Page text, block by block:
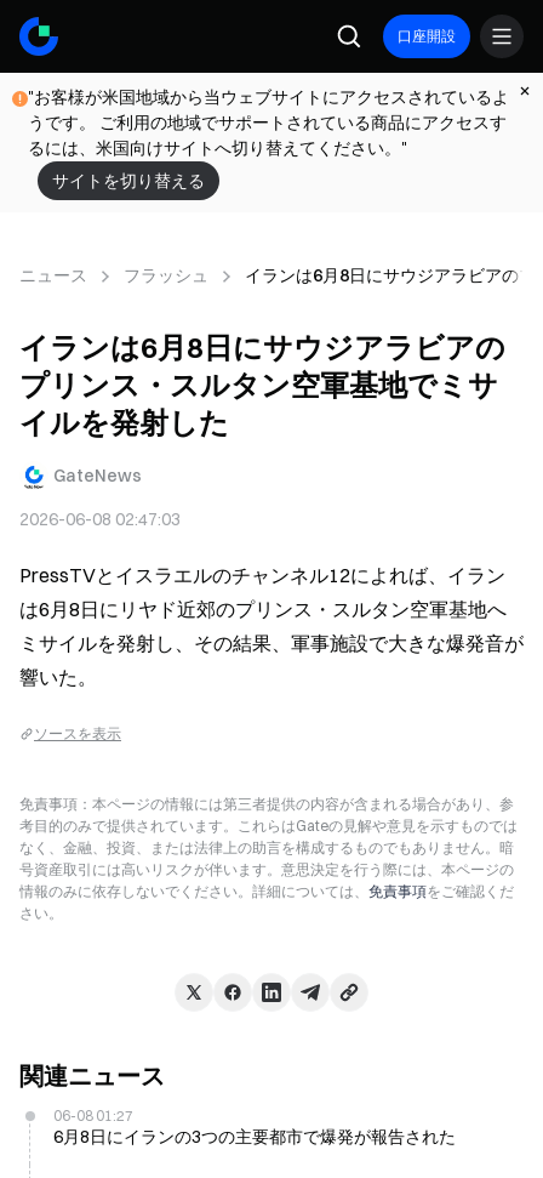
口座開設
"お客様が米国地域から当ウェブサイトにアクセスされているよ
うです。 ご利用の地域でサポートされている商品にアクセスす
るには、米国向けサイトへ切り替えてください。"
サイトを切り替える
ニュース フラッシュ イランは6月8日にサウジアラビアの
イランは6月8日にサウジアラビアの
プリンス・スルタン空軍基地でミサ
イルを発射した
GateNews
2026-06-08 02:47:03
PressTVとイスラエルのチャンネル12によれば、イラン
は6月8日にリヤド近郊のプリンス・スルタン空軍基地へ
ミサイルを発射し、その結果、軍事施設で大きな爆発音が
響いた。
ソースを表示
免責事項：本ページの情報には第三者提供の内容が含まれる場合があり、参
考目的のみで提供されています。これらはGateの見解や意見を示すものでは
なく、金融、投資、または法律上の助言を構成するものでもありません。暗
号資産取引には高いリスクが伴います。意思決定を行う際には、本ページの
情報のみに依存しないでください。詳細については、 免責事項をご確認くだ
さい。
関連ニュース
06-08 01:27
6月8日にイランの3つの主要都市で爆発が報告された